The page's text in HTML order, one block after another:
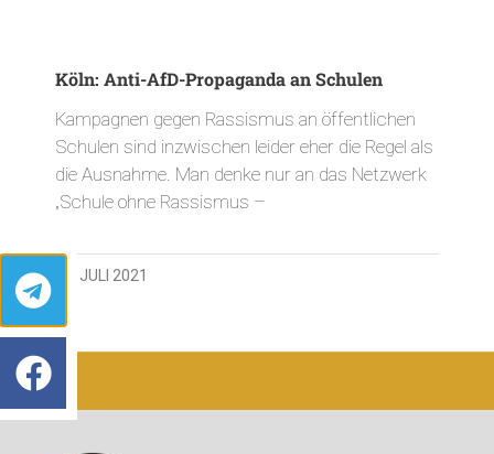
Köln: Anti-AfD-Propaganda an Schulen
Kampagnen gegen Rassismus an öffentlichen
Schulen sind inzwischen leider eher die Regel als
die Ausnahme. Man denke nur an das Netzwerk
„Schule ohne Rassismus –
22. JULI 2021